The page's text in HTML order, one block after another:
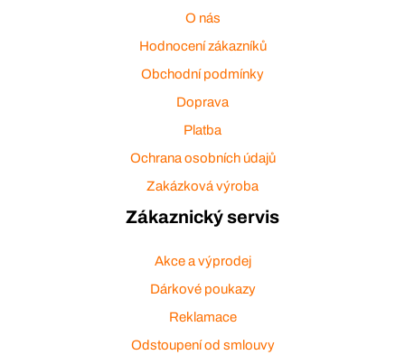
O nás
Hodnocení zákazníků
Obchodní podmínky
Doprava
Platba
Ochrana osobních údajů
Zakázková výroba
Zákaznický servis
Akce a výprodej
Dárkové poukazy
Reklamace
Odstoupení od smlouvy